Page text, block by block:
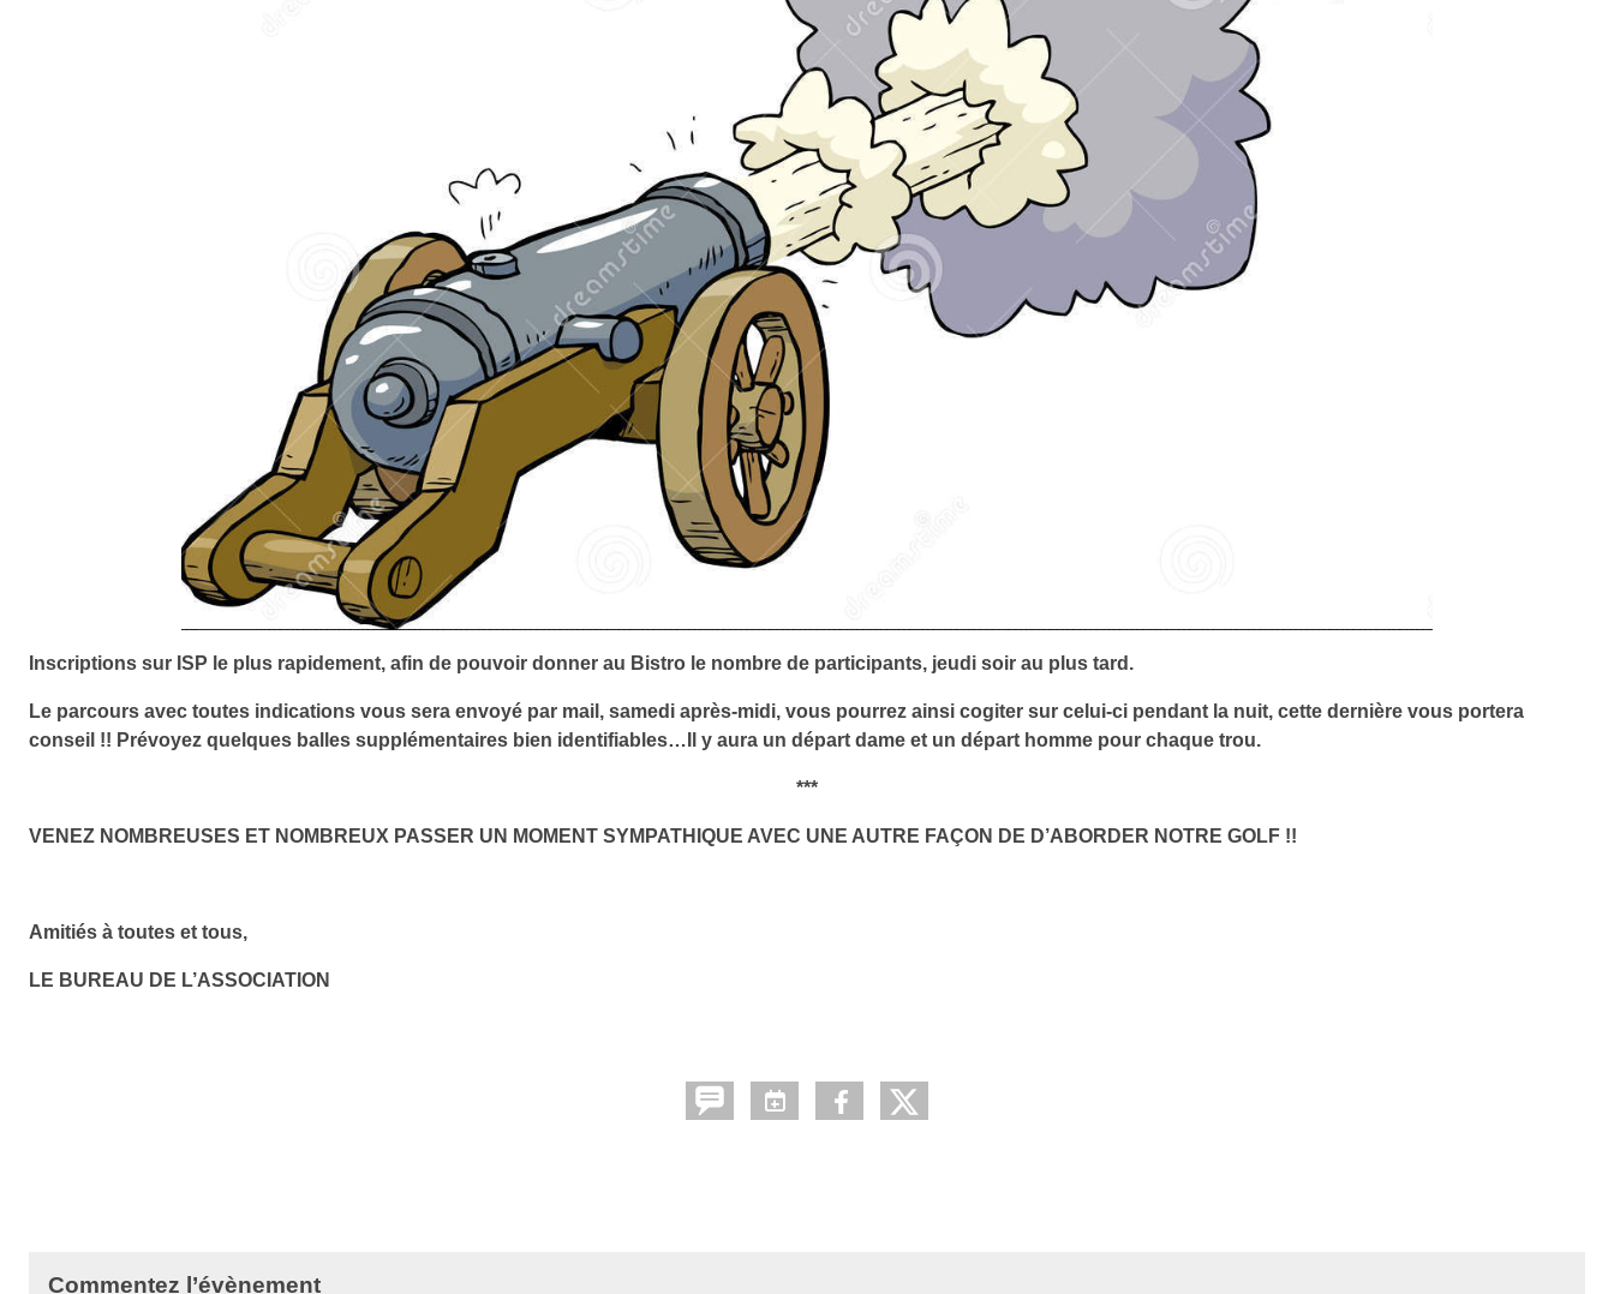
Inscriptions sur ISP le plus rapidement, afin de pouvoir donner au Bistro le nombre de participants, jeudi soir au plus tard.
Le parcours avec toutes indications vous sera envoyé par mail, samedi après-midi, vous pourrez ainsi cogiter sur celui-ci pendant la nuit, cette dernière vous portera
conseil !! Prévoyez quelques balles supplémentaires bien identifiables…Il y aura un départ dame et un départ homme pour chaque trou.
***
VENEZ NOMBREUSES ET NOMBREUX PASSER UN MOMENT SYMPATHIQUE AVEC UNE AUTRE FAÇON DE D’ABORDER NOTRE GOLF !!
Amitiés à toutes et tous,
LE BUREAU DE L’ASSOCIATION
Commentez l’évènement